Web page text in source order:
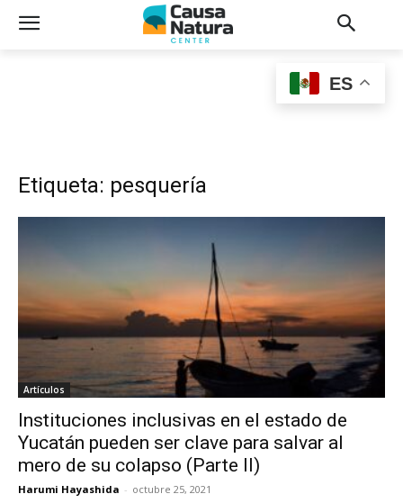
Etiqueta: pesquería
Artículos
Instituciones inclusivas en el estado de
Yucatán pueden ser clave para salvar al
mero de su colapso (Parte II)
Harumi Hayashida - octubre 25, 2021
ES